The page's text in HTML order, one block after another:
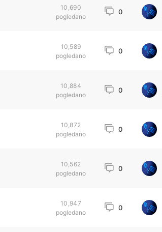
10,690
pogledano
0
10,589
pogledano
0
10,884
pogledano
0
10,872
pogledano
0
10,562
pogledano
0
10,947
pogledano
0